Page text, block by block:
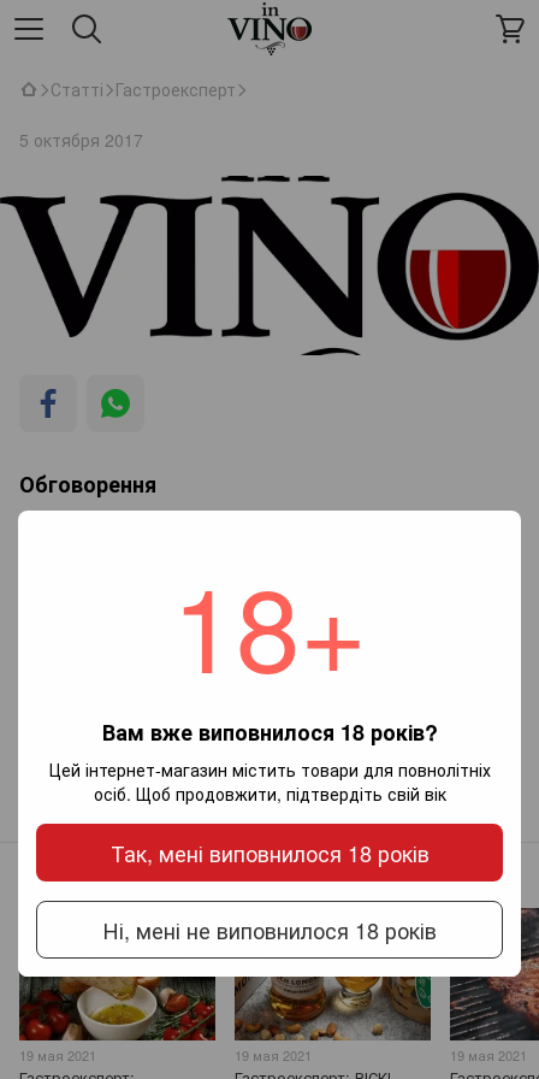
18+
Вам вже виповнилося 18 років?
Цей інтернет-магазин містить товари для повнолітніх
осіб. Щоб продовжити, підтвердіть свій вік
Так, мені виповнилося 18 років
Ні, мені не виповнилося 18 років
Статті Гастроексперт
5 октября 2017
Обговорення
Додайте перший відгук
Новий коментар
Інші записи
19 мая 2021 19 мая 2021 19 мая 2021